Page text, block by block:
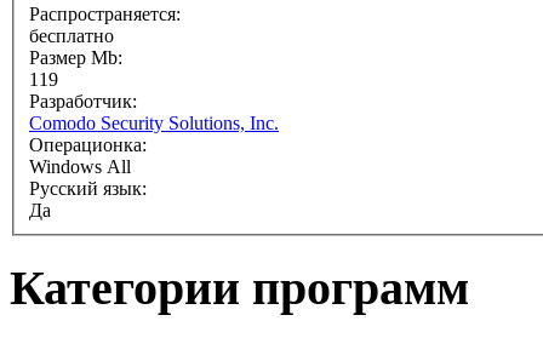
Распространяется:
бесплатно
Размер Mb:
119
Разработчик:
Comodo Security Solutions, Inc.
Операционка:
Windows All
Русский язык:
Да
Категории программ